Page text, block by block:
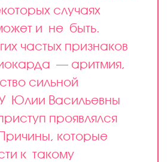
случаях
и не быть.
частых признаков
— аритмия,
сильной
Юлии Васильевны
проявлялся
которые
к такому